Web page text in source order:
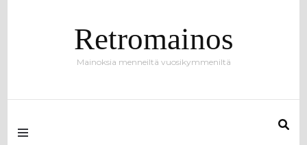
Retromainos
Mainoksia menneiltä vuosikymmeniltä